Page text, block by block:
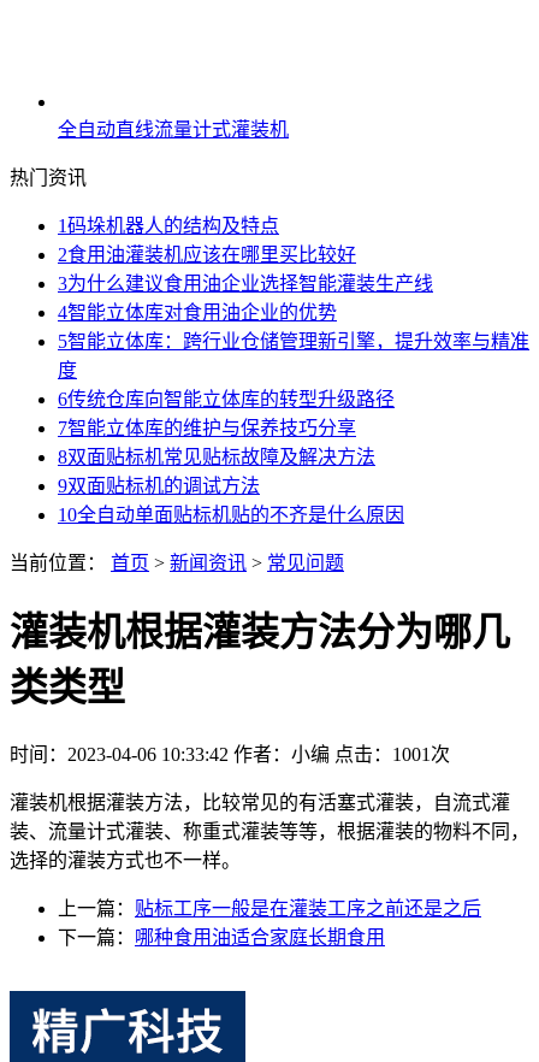
全自动直线流量计式灌装机
热门资讯
1码垛机器人的结构及特点
2食用油灌装机应该在哪里买比较好
3为什么建议食用油企业选择智能灌装生产线
4智能立体库对食用油企业的优势
5智能立体库：跨行业仓储管理新引擎，提升效率与精准
度
6传统仓库向智能立体库的转型升级路径
7智能立体库的维护与保养技巧分享
8双面贴标机常见贴标故障及解决方法
9双面贴标机的调试方法
10全自动单面贴标机贴的不齐是什么原因
当前位置： 首页 > 新闻资讯 > 常见问题
灌装机根据灌装方法分为哪几
类类型
时间：2023-04-06 10:33:42 作者：小编 点击： 1001次
灌装机根据灌装方法，比较常见的有活塞式灌装，自流式灌
装、流量计式灌装、称重式灌装等等，根据灌装的物料不同，
选择的灌装方式也不一样。
上一篇： 贴标工序一般是在灌装工序之前还是之后
下一篇： 哪种食用油适合家庭长期食用